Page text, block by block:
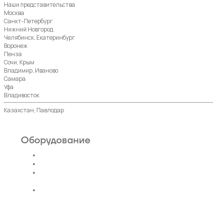
Наши представительства
Москва
Санкт-Петербург
Нижний Новгород
Челябинск, Екатеринбург
Воронеж
Пенза
Сочи, Крым
Владимир, Иваново
Самара
Уфа
Владивосток
Казахстан, Павлодар
Оборудование